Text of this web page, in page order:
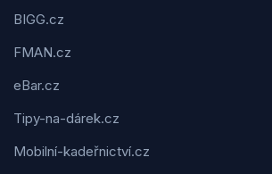
BIGG.cz
FMAN.cz
eBar.cz
Tipy-na-dárek.cz
Mobilní-kadeřnictví.cz